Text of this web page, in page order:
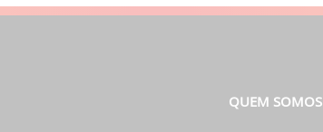
QUEM SOMOS